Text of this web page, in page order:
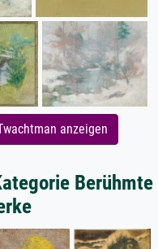
anzeigen
Berühmte